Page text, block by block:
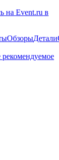
на Event.ru в
ОбзорыДетали